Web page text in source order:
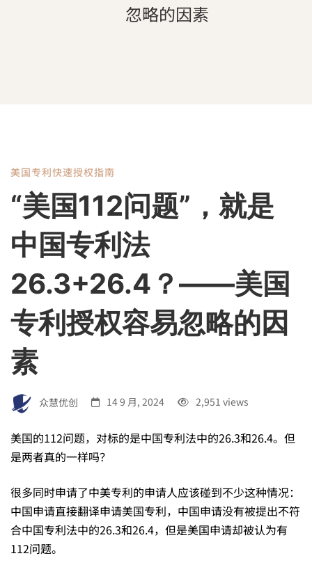
忽略的因素
“美
国
112
问
题”，
就
是
中
美国专利快速授权指南
“美国112问题”，就是
中国专利法
26.3+26.4？——美国
专利授权容易忽略的因
素
众慧优创 14 9 月, 2024 2,951 views
美国的112问题，对标的是中国专利法中的26.3和26.4。但
是两者真的一样吗？
很多同时申请了中美专利的申请人应该碰到不少这种情况：
中国申请直接翻译申请美国专利，中国申请没有被提出不符
合中国专利法中的26.3和26.4，但是美国申请却被认为有
112问题。